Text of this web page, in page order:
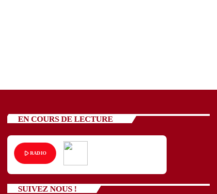
EN COURS DE LECTURE
play_arrowRADIO
SUIVEZ NOUS !